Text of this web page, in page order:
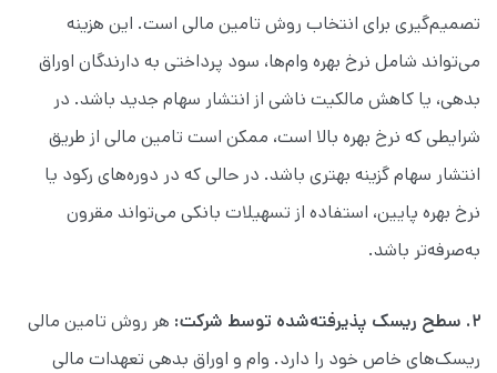
تصمیم‌گیری برای انتخاب روش تامین مالی است. این هزینه
می‌تواند شامل نرخ بهره وام‌ها، سود پرداختی به دارندگان اوراق
بدهی، یا کاهش مالکیت ناشی از انتشار سهام جدید باشد. در
شرایطی که نرخ بهره بالا است، ممکن است تامین مالی از طریق
انتشار سهام گزینه بهتری باشد. در حالی که در دوره‌های رکود یا
نرخ بهره پایین، استفاده از تسهیلات بانکی می‌تواند مقرون
به‌صرفه‌تر باشد.
۲. سطح ریسک پذیرفته‌شده توسط شرکت:
هر روش تامین مالی
ریسک‌های خاص خود را دارد. وام و اوراق بدهی تعهدات مالی